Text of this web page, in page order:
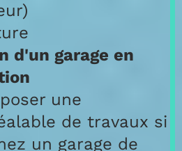
d'un garage en
une
de travaux si
un garage de